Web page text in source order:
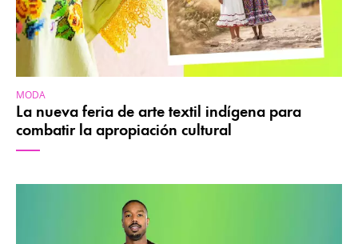
MODA
La nueva feria de arte textil indígena para
combatir la apropiación cultural